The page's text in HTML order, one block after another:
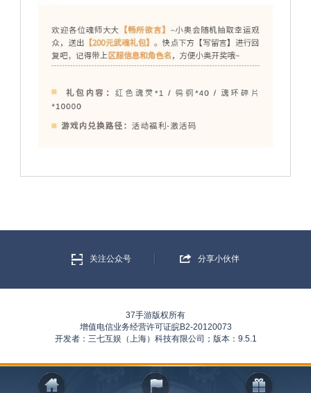
关注公众号 分享小伙伴
37手游版权所有
增值电信业务经营许可证皖B2-20120073
开发者：三七互娱（上海）科技有限公司；版本：9.5.1